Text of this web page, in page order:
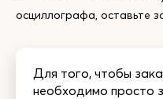
осциллографа, оставьте
Для того, чтобы
необходимо просто